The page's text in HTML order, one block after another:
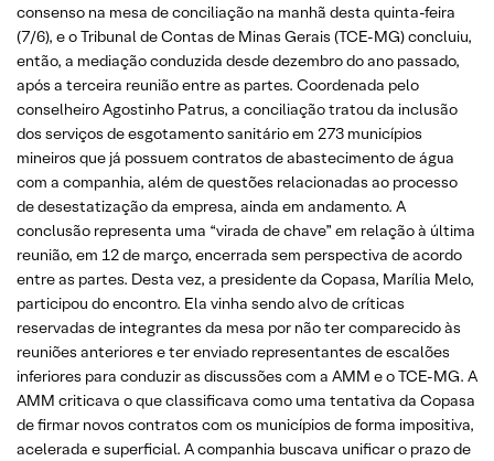
consenso na mesa de conciliação na manhã desta quinta-feira
(7/6), e o Tribunal de Contas de Minas Gerais (TCE-MG) concluiu,
então, a mediação conduzida desde dezembro do ano passado,
após a terceira reunião entre as partes. Coordenada pelo
conselheiro Agostinho Patrus, a conciliação tratou da inclusão
dos serviços de esgotamento sanitário em 273 municípios
mineiros que já possuem contratos de abastecimento de água
com a companhia, além de questões relacionadas ao processo
de desestatização da empresa, ainda em andamento. A
conclusão representa uma “virada de chave” em relação à última
reunião, em 12 de março, encerrada sem perspectiva de acordo
entre as partes. Desta vez, a presidente da Copasa, Marília Melo,
participou do encontro. Ela vinha sendo alvo de críticas
reservadas de integrantes da mesa por não ter comparecido às
reuniões anteriores e ter enviado representantes de escalões
inferiores para conduzir as discussões com a AMM e o TCE-MG. A
AMM criticava o que classificava como uma tentativa da Copasa
de firmar novos contratos com os municípios de forma impositiva,
acelerada e superficial. A companhia buscava unificar o prazo de